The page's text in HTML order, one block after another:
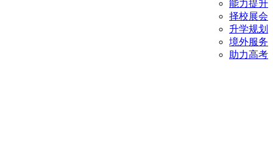
能力提升
择校展会
升学规划
境外服务
助力高考